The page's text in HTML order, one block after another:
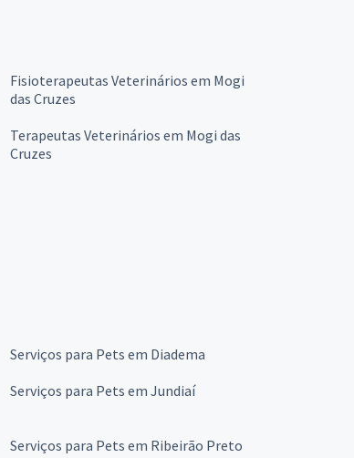
Fisioterapeutas Veterinários em Mogi
das Cruzes
Terapeutas Veterinários em Mogi das
Cruzes
Serviços para Pets em Diadema
Serviços para Pets em Jundiaí
Serviços para Pets em Ribeirão Preto